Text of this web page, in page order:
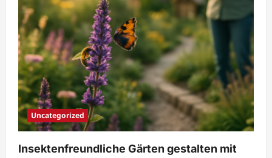
Uncategorized
Insektenfreundliche Gärten gestalten mit